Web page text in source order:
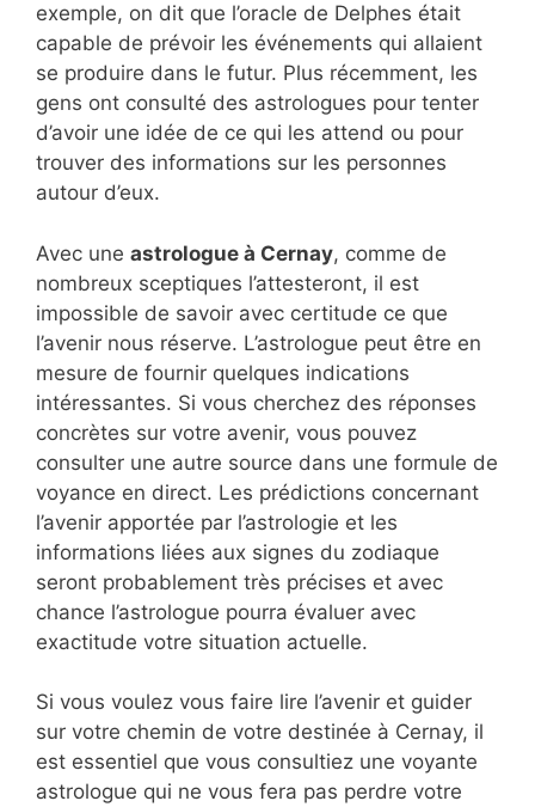
exemple, on dit que l’oracle de Delphes était
capable de prévoir les événements qui allaient
se produire dans le futur. Plus récemment, les
gens ont consulté des astrologues pour tenter
d’avoir une idée de ce qui les attend ou pour
trouver des informations sur les personnes
autour d’eux.
Avec une astrologue à Cernay, comme de
nombreux sceptiques l’attesteront, il est
impossible de savoir avec certitude ce que
l’avenir nous réserve. L’astrologue peut être en
mesure de fournir quelques indications
intéressantes. Si vous cherchez des réponses
concrètes sur votre avenir, vous pouvez
consulter une autre source dans une formule de
voyance en direct. Les prédictions concernant
l’avenir apportée par l’astrologie et les
informations liées aux signes du zodiaque
seront probablement très précises et avec
chance l’astrologue pourra évaluer avec
exactitude votre situation actuelle.
Si vous voulez vous faire lire l’avenir et guider
sur votre chemin de votre destinée à Cernay, il
est essentiel que vous consultiez une voyante
astrologue qui ne vous fera pas perdre votre